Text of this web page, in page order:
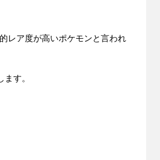
レア度が高いポケモンと言われ
す。